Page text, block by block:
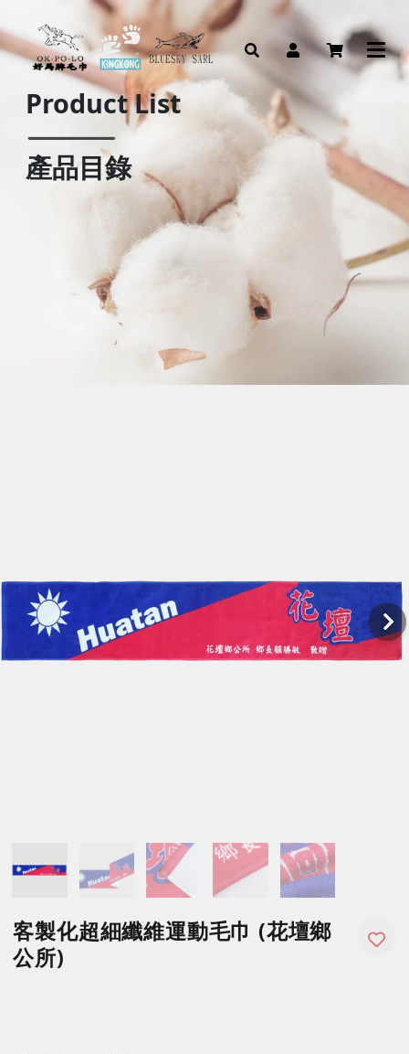
Product List
產品目錄
客製化超細纖維運動毛巾 (花壇鄉
公所)